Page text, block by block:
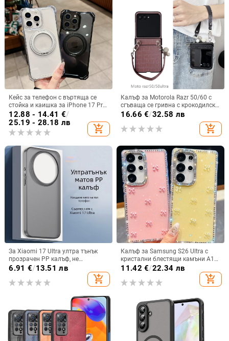
Кейс за телефон с въртяща се
стойка и каишка за iPhone 17 Pro
Max, 16, 15 и iPhone 11
12.88 - 14.41 €/
25.19 - 28.18 лв
add_shopping_cart
Калъф за Motorola Razr 50/60 с
сгъваща се гривна с крокодилски
релеф
16.66 €/32.58 лв
add_shopping_cart
За Xiaomi 17 Ultra ултра тънък
прозрачен PP калъф, не
пожълтява, матиран финиш и
6.91 €/13.51 лв
add_shopping_cart
Калъф за Samsung S26 Ultra с
кристални блестящи камъни A17,
A57IMD Aurora Bow и S24FE,
11.42 €/22.34 лв
add_shopping_cart